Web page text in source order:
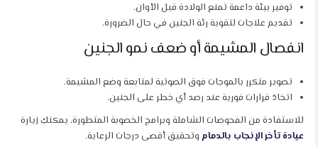
توفير بيئة داعمة تمنع الولادة قبل الأوان.
تقديم علاجات لتقوية رئة الجنين في حال الضرورة.
انفصال المشيمة أو ضعف نمو الجنين
تصوير متكرر بالموجات فوق الصوتية لمتابعة وضع المشيمة.
اتخاذ قرارات فورية عند رصد أي خطر على الجنين.
للاستفادة من الفحوصات الشاملة وبرامج الخصوبة المتطورة، يمكنكِ زيارة
عيادة تأخر الإنجاب بالدمام وتحقيق أقصى درجات الرعاية.